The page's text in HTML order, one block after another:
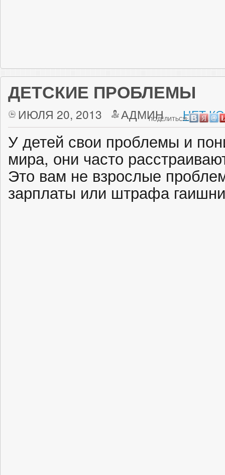
ДЕТСКИЕ ПРОБЛЕМЫ
ИЮЛЯ 20, 2013 АДМИН НЕТ
ПОДЕЛИТЬСЯ:
У детей свои проблемы и
мира, они часто
Это вам не взрослые
зарплаты или штрафа